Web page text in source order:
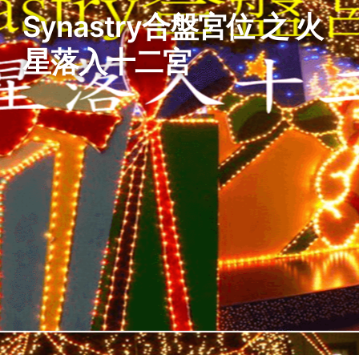
Synastry合盤宮位 之 火
星落入十二宮